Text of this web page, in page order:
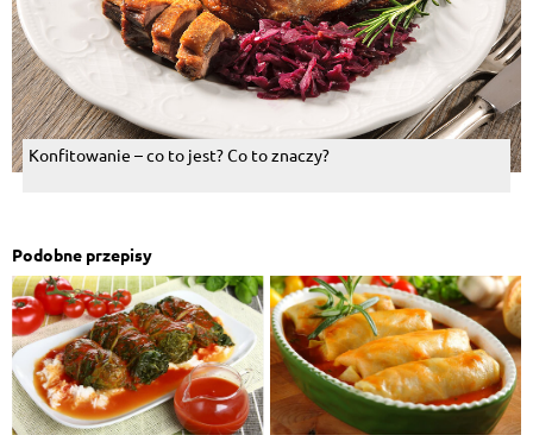
Konfitowanie – co to jest? Co to znaczy?
Podobne przepisy